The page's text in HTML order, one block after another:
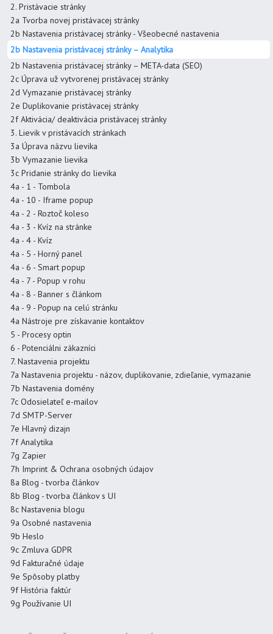
2. Pristávacie stránky
2a Tvorba novej pristávacej stránky
2b Nastavenia pristávacej stránky - Všeobecné nastavenia
2b Nastavenia pristávacej stránky – Analytika
2b Nastavenia pristávacej stránky – META-data (SEO)
2c Úprava už vytvorenej pristávacej stránky
2d Vymazanie pristávacej stránky
2e Duplikovanie pristávacej stránky
2f Aktivácia/ deaktivácia pristávacej stránky
3. Lievik v pristávacích stránkach
3a Úprava názvu lievika
3b Vymazanie lievika
3c Pridanie stránky do lievika
4a - 1 - Tombola
4a - 10 - Iframe popup
4a - 2 - Roztoč koleso
4a - 3 - Kvíz na stránke
4a - 4 - Kvíz
4a - 5 - Horný panel
4a - 6 - Smart popup
4a - 7 - Popup v rohu
4a - 8 - Banner s článkom
4a - 9 - Popup na celú stránku
4a Nástroje pre získavanie kontaktov
5 - Procesy optin
6 - Potenciálni zákazníci
7. Nastavenia projektu
7a Nastavenia projektu - názov, duplikovanie, zdieľanie, vymazanie
7b Nastavenia domény
7c Odosielateľ e-mailov
7d SMTP-Server
7e Hlavný dizajn
7f Analytika
7g Zapier
7h Imprint & Ochrana osobných údajov
8a Blog - tvorba článkov
8b Blog - tvorba článkov s UI
8c Nastavenia blogu
9a Osobné nastavenia
9b Heslo
9c Zmluva GDPR
9d Fakturačné údaje
9e Spôsoby platby
9f História faktúr
9g Používanie UI